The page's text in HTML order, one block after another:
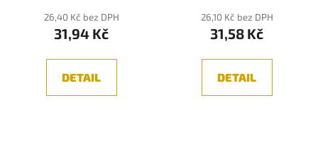
26,40 Kč bez DPH
31,94 Kč
DETAIL
26,10 Kč bez DPH
31,58 Kč
DETAIL